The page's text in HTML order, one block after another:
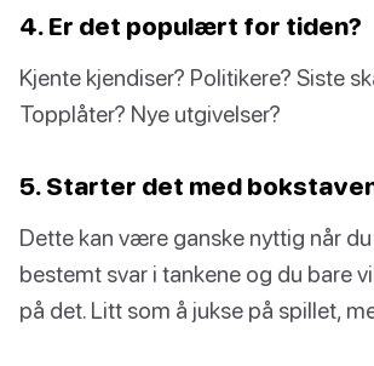
4. Er det populært for tiden?
Kjente kjendiser? Politikere? Siste
Topplåter? Nye utgivelser?
5. Starter det med bokstaven
Dette kan være ganske nyttig når
bestemt svar i tankene og du bare
på det. Litt som å jukse på spillet,